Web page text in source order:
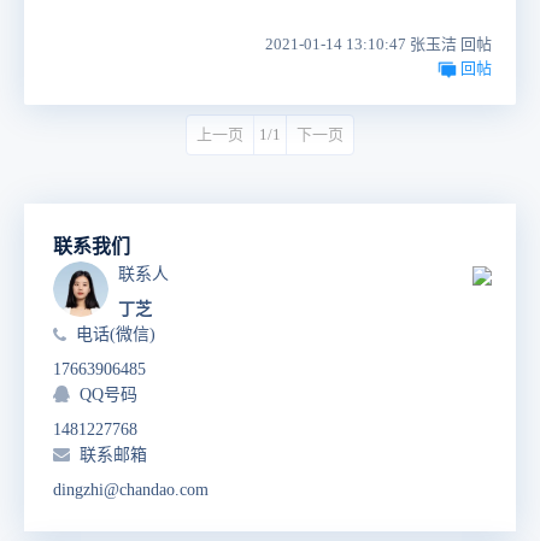
2021-01-14 13:10:47 张玉洁 回帖
回帖
上一页 1/1 下一页
联系我们
联系人
丁芝
电话(微信)
17663906485
QQ号码
1481227768
联系邮箱
dingzhi@chandao.com